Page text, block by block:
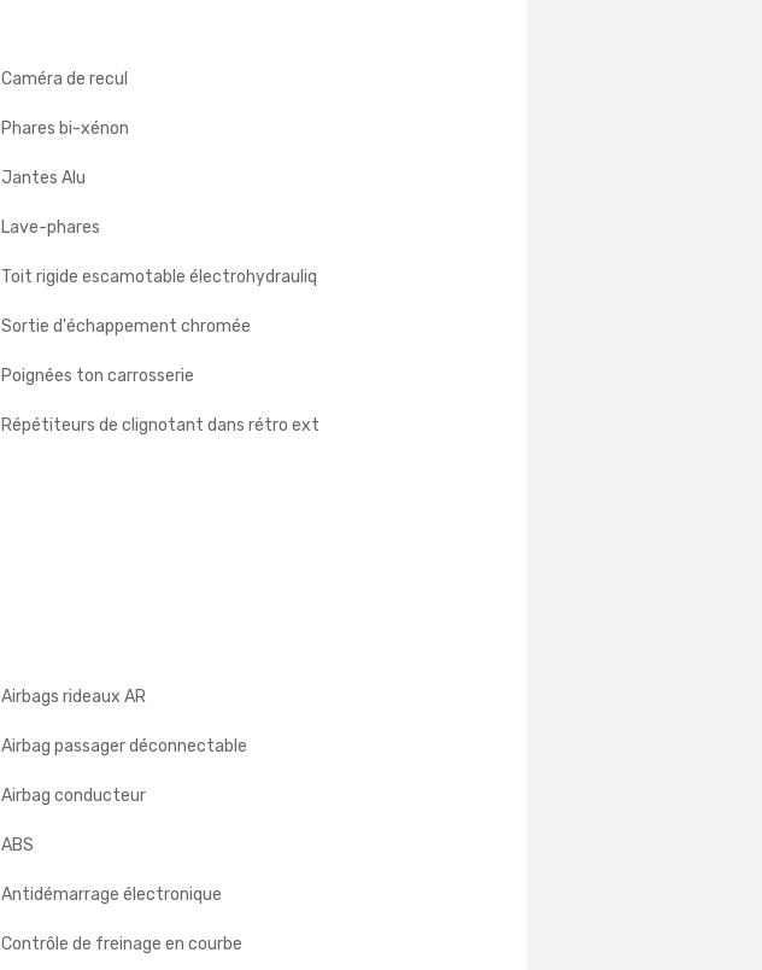
Caméra de recul
Phares bi-xénon
Jantes Alu
Lave-phares
Toit rigide escamotable électrohydrauliq
Sortie d'échappement chromée
Poignées ton carrosserie
Répétiteurs de clignotant dans rétro ext
Airbags rideaux AR
Airbag passager déconnectable
Airbag conducteur
ABS
Antidémarrage électronique
Contrôle de freinage en courbe